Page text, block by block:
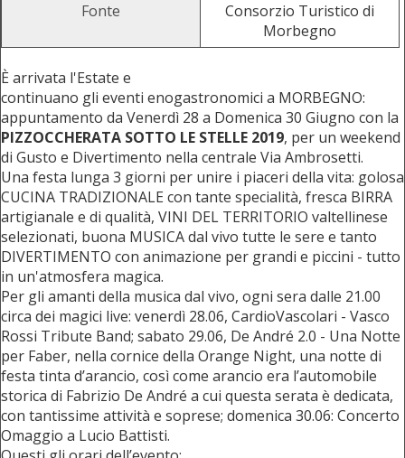
Fonte
Consorzio Turistico di
Morbegno
È arrivata l'Estate e
continuano gli eventi enogastronomici a MORBEGNO:
appuntamento da Venerdì 28 a Domenica 30 Giugno con la
PIZZOCCHERATA SOTTO LE STELLE 2019, per un weekend
di Gusto e Divertimento nella centrale Via Ambrosetti.
Una festa lunga 3 giorni per unire i piaceri della vita: golosa
CUCINA TRADIZIONALE con tante specialità, fresca BIRRA
artigianale e di qualità, VINI DEL TERRITORIO valtellinese
selezionati, buona MUSICA dal vivo tutte le sere e tanto
DIVERTIMENTO con animazione per grandi e piccini - tutto
in un'atmosfera magica.
Per gli amanti della musica dal vivo, ogni sera dalle 21.00
circa dei magici live: venerdì 28.06, CardioVascolari - Vasco
Rossi Tribute Band; sabato 29.06, De André 2.0 - Una Notte
per Faber, nella cornice della Orange Night, una notte di
festa tinta d’arancio, così come arancio era l’automobile
storica di Fabrizio De André a cui questa serata è dedicata,
con tantissime attività e soprese; domenica 30.06: Concerto
Omaggio a Lucio Battisti.